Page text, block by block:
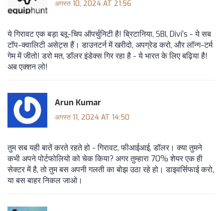
अगस्त 10, 2024 AT 21:56
ये गिरावट एक बड़ा ब्लू-चिप ऑपर्चुनिटी है! ब्रिटानिया, SBI, Divi’s - ये सब
टॉप-क्वालिटी असेट्स हैं। डाउनटर्न में खरीदो, अपग्रेड करो, और लॉन्ग-टर्म
गेम में जीतो! डरो मत, डॉलर इंडेक्स गिर रहा है - ये भारत के लिए बढ़िया है!
अब एक्शन लो!
Arun Kumar
अगस्त 11, 2024 AT 14:50
तुम सब यही बातें करते रहते हो - गिरावट, फीआईआई, डॉलर। क्या तुमने
कभी अपने पोर्टफोलियो को चेक किया? अगर तुम्हारा 70% शेयर एक ही
सेक्टर में है, तो तुम बस अपनी गलती का बोझ उठा रहे हो। डाइवर्सिफाई करो,
या बस बाहर निकल जाओ।